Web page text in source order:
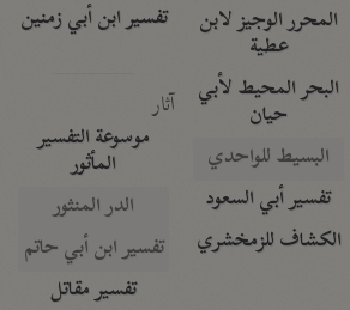
المحرر الوجيز لابن
عطية
البحر المحيط لأبي
حيان
البسيط للواحدي
تفسير أبي السعود
الكشاف للزمخشري
تفسير ابن أبي زمنين
آثار
موسوعة التفسير
المأثور
الدر المنثور
تفسير ابن أبي حاتم
تفسير مقاتل